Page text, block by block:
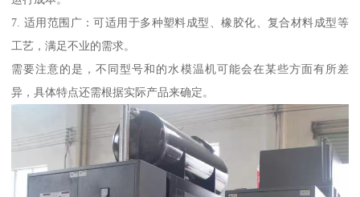
7. 适用范围广：可适用于多种塑料成型、橡胶化、复合材料成型等
工艺，满足不业的需求。
需要注意的是，不同型号和的水模温机可能会在某些方面有所差
异，具体特点还需根据实际产品来确定。